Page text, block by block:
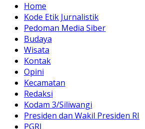
Home
Kode Etik Jurnalistik
Pedoman Media Siber
Budaya
Wisata
Kontak
Opini
Kecamatan
Redaksi
Kodam 3/Siliwangi
Presiden dan Wakil Presiden RI
PGRI